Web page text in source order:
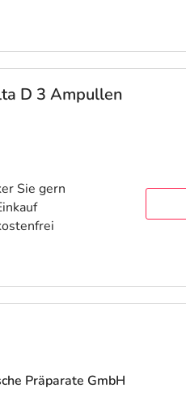
D 3 Ampullen
Präparate GmbH